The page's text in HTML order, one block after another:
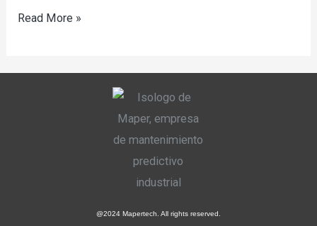
Read More »
@2024 Mapertech. All rights reserved.